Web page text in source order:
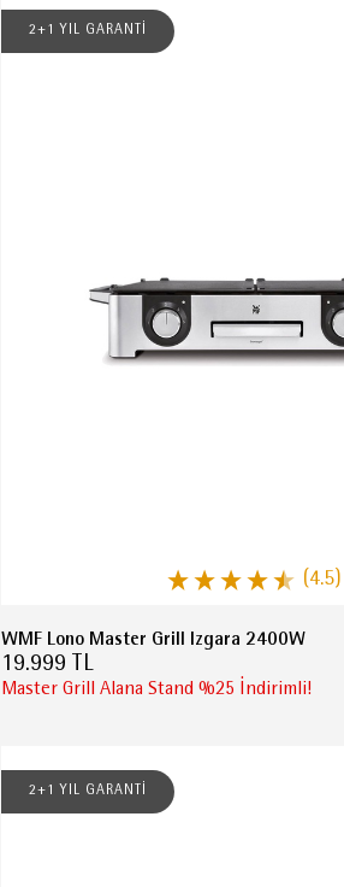
2+1 YIL GARANTİ
(4.5)
WMF Lono Master Grill Izgara 2400W
19.999 TL
Master Grill Alana Stand %25 İndirimli!
2+1 YIL GARANTİ